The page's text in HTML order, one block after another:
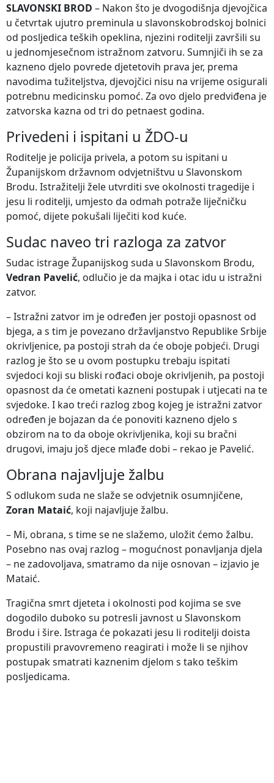
SLAVONSKI BROD – Nakon što je dvogodišnja djevojčica
u četvrtak ujutro preminula u slavonskobrodskoj bolnici
od posljedica teških opeklina, njezini roditelji završili su
u jednomjesečnom istražnom zatvoru. Sumnjiči ih se za
kazneno djelo povrede djetetovih prava jer, prema
navodima tužiteljstva, djevojčici nisu na vrijeme osigurali
potrebnu medicinsku pomoć. Za ovo djelo predviđena je
zatvorska kazna od tri do petnaest godina.
Privedeni i ispitani u ŽDO-u
Roditelje je policija privela, a potom su ispitani u
Županijskom državnom odvjetništvu u Slavonskom
Brodu. Istražitelji žele utvrditi sve okolnosti tragedije i
jesu li roditelji, umjesto da odmah potraže liječničku
pomoć, dijete pokušali liječiti kod kuće.
Sudac naveo tri razloga za zatvor
Sudac istrage Županijskog suda u Slavonskom Brodu,
Vedran Pavelić, odlučio je da majka i otac idu u istražni
zatvor.
– Istražni zatvor im je određen jer postoji opasnost od
bjega, a s tim je povezano državljanstvo Republike Srbije
okrivljenice, pa postoji strah da će oboje pobjeći. Drugi
razlog je što se u ovom postupku trebaju ispitati
svjedoci koji su bliski rođaci oboje okrivljenih, pa postoji
opasnost da će ometati kazneni postupak i utjecati na te
svjedoke. I kao treći razlog zbog kojeg je istražni zatvor
određen je bojazan da će ponoviti kazneno djelo s
obzirom na to da oboje okrivljenika, koji su bračni
drugovi, imaju još djece mlađe dobi – rekao je Pavelić.
Obrana najavljuje žalbu
S odlukom suda ne slaže se odvjetnik osumnjičene,
Zoran Mataić, koji najavljuje žalbu.
– Mi, obrana, s time se ne slažemo, uložit ćemo žalbu.
Posebno nas ovaj razlog – mogućnost ponavljanja djela
– ne zadovoljava, smatramo da nije osnovan – izjavio je
Mataić.
Tragična smrt djeteta i okolnosti pod kojima se sve
dogodilo duboko su potresli javnost u Slavonskom
Brodu i šire. Istraga će pokazati jesu li roditelji doista
propustili pravovremeno reagirati i može li se njihov
postupak smatrati kaznenim djelom s tako teškim
posljedicama.